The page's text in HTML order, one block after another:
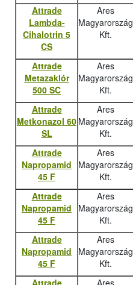
Attrade
Lambda-
Cihalotrin 5
CS
Ares
Magyarország
Kft.
Attrade
Metazaklór
500 SC
Ares
Magyarország
Kft.
Attrade
Metkonazol 60
SL
Ares
Magyarország
Kft.
Attrade
Napropamid
45 F
Ares
Magyarország
Kft.
Attrade
Napropamid
45 F
Ares
Magyarország
Kft.
Attrade
Napropamid
45 F
Ares
Magyarország
Kft.